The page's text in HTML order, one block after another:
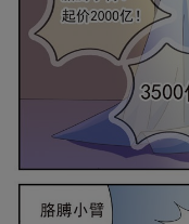
是否前